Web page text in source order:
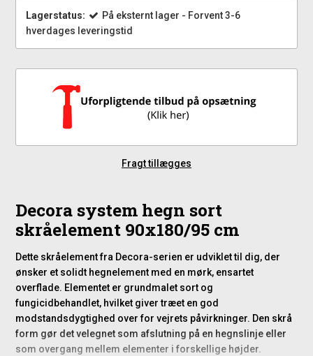
Lagerstatus:
På eksternt lager - Forvent 3-6
hverdages leveringstid
Fragt tillægges
Decora system hegn sort
skråelement 90x180/95 cm
Dette skråelement fra Decora-serien er udviklet til dig, der
ønsker et solidt hegnelement med en mørk, ensartet
overflade. Elementet er grundmalet sort og
fungicidbehandlet, hvilket giver træet en god
modstandsdygtighed over for vejrets påvirkninger. Den skrå
form gør det velegnet som afslutning på en hegnslinje eller
som overgang mellem elementer i forskellige højder.